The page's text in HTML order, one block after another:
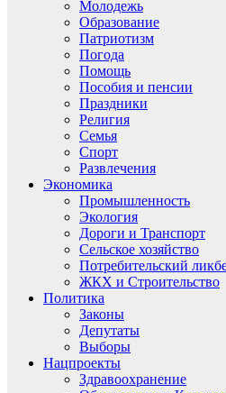
Молодежь
Образование
Патриотизм
Погода
Помощь
Пособия и пенсии
Праздники
Религия
Семья
Спорт
Развлечения
Экономика
Промышленность
Экология
Дороги и Транспорт
Сельское хозяйство
Потребительский
ЖКХ и Строительство
Политика
Законы
Депутаты
Выборы
Нацпроекты
Здравоохранение